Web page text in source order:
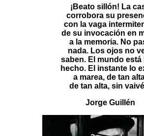
¡Beato sillón! La
corrobora su
con la vaga
de su invocación en
a la memoria. No
nada. Los ojos no
saben. El mundo está
hecho. El instante lo
a marea, de tan
de tan alta, sin
Jorge Guillén